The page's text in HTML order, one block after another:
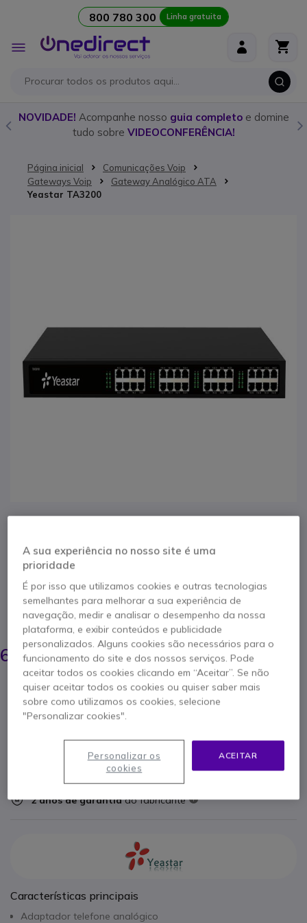
800 780 300 Linha gratuita
Alternar
Nav
NOVIDADE! Acompanhe nosso guia completoe domine
tudo sobre VIDEOCONFERÊNCIA!
Página inicial
Comunicações Voip
Gateways Voip
Gateway Analógico ATA
Yeastar TA3200
Yeastar TA3200
Referência produto: YEASTA3200 // Referência de fabricante: VXS25053
Adaptador de telefone analógico com 32 portas
FXS
POUPE 154,00 €
835,95 €
681,95 € s/iva - 838,80 € Iva Incl.
ADICIONAR AO CARRINHO
2 anos de garantiado fabricante
Características principais
Adaptador telefone analógico
A sua experiência no nosso site é uma
prioridade
É por isso que utilizamos cookies e outras tecnologias
semelhantes para melhorar a sua experiência de
navegação, medir e analisar o desempenho da nossa
plataforma, e exibir conteúdos e publicidade
personalizados. Alguns cookies são necessários para o
funcionamento do site e dos nossos serviços. Pode
aceitar todos os cookies clicando em “Aceitar”. Se não
quiser aceitar todos os cookies ou quiser saber mais
sobre como utilizamos os cookies, selecione
"Personalizar cookies".
ACEITAR
Personalizar os
cookies